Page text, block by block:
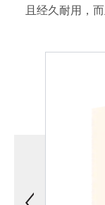
且经久耐用，